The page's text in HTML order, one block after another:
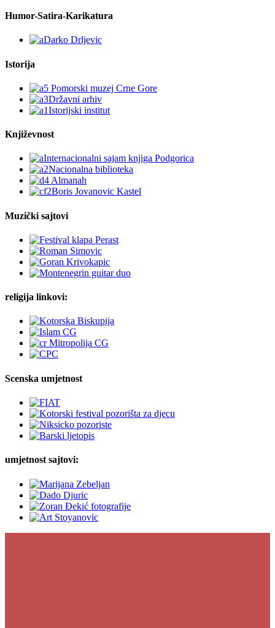
Humor-Satira-Karikatura
Istorija
Književnost
Muzički sajtovi
religija linkovi:
Scenska umjetnost
umjetnost sajtovi: